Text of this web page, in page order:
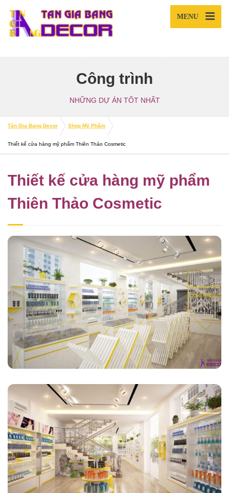
MENU
Công trình
NHỮNG DỰ ÁN TỐT NHẤT
Tân Gia Bang Decor Shop Mỹ Phẩm
Thiết kế cửa hàng mỹ phẩm Thiên Thảo Cosmetic
Thiết kế cửa hàng mỹ phẩm
Thiên Thảo Cosmetic